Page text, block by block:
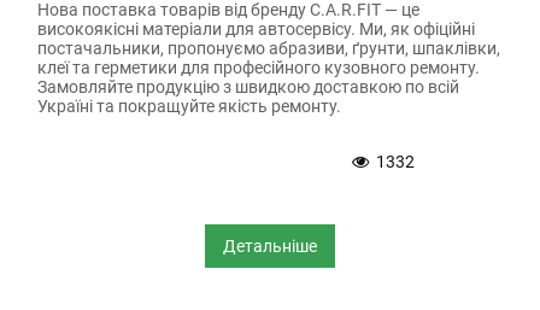
Нова поставка товарів від бренду C.A.R.FIT — це
високоякісні матеріали для автосервісу. Ми, як офіційні
постачальники, пропонуємо абразиви, ґрунти, шпаклівки,
клеї та герметики для професійного кузовного ремонту.
Замовляйте продукцію з швидкою доставкою по всій
Україні та покращуйте якість ремонту.
Детальніше
1332